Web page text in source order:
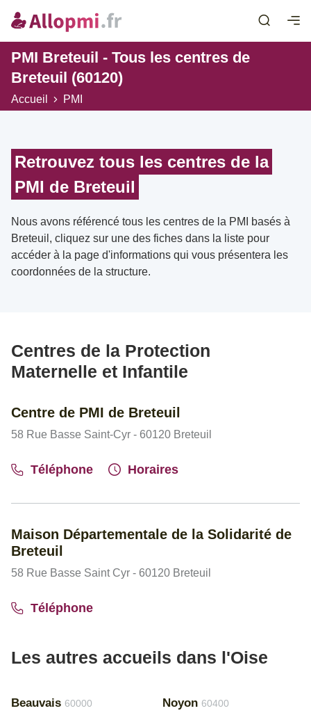
PMI Breteuil - Tous les centres de
Breteuil (60120)
Accueil PMI
Retrouvez tous les centres de la
PMI de Breteuil
Nous avons référencé tous les centres de la PMI basés à
Breteuil, cliquez sur une des fiches dans la liste pour
accéder à la page d'informations qui vous présentera les
coordonnées de la structure.
Centres de la Protection
Maternelle et Infantile
Centre de PMI de Breteuil
58 Rue Basse Saint-Cyr - 60120 Breteuil
Téléphone Horaires
Maison Départementale de la Solidarité de
Breteuil
58 Rue Basse Saint Cyr - 60120 Breteuil
Téléphone
Les autres accueils dans l'Oise
Beauvais 60000 Noyon 60400